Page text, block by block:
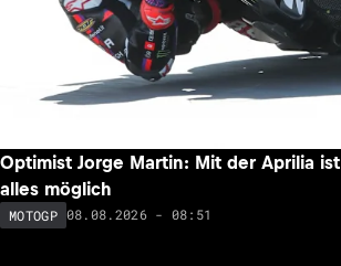
Optimist Jorge Martin: Mit der Aprilia
alles möglich
MOTOGP 08.08.2026 - 08:51